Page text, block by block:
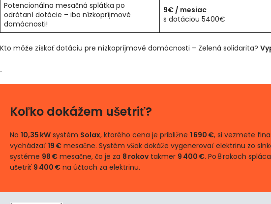
Potencionálna mesačná splátka po
odrátaní dotácie – iba nízkopríjmové
domácnosti!
9€ / mesiac
s dotáciou 5400€
Kto môže získať dotáciu pre nízkopríjmové domácnosti – Zelená solidarita?
Koľko dokážem ušetriť?
Na 10,35 kW systém Solax, ktorého cena je približne 1 690 €, si vezmete
vychádzať19 € mesačne. Systém však dokáže vygenerovať elektrinu zo
systéme 98 € mesačne, čo je za 8 rokov takmer 9 400 €. Po 8 rokoch
ušetriť 9 400 € na účtoch za elektrinu.